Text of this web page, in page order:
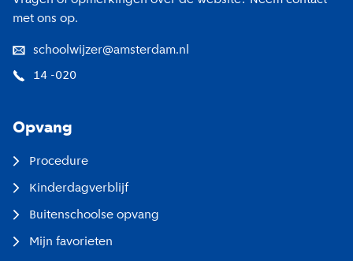
met ons op.
schoolwijzer@amsterdam.nl
14 -020
Opvang
Procedure
Kinderdagverblijf
Buitenschoolse opvang
Mijn favorieten